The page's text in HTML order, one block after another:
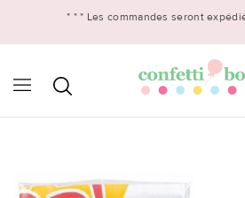
* * * Les commandes seront